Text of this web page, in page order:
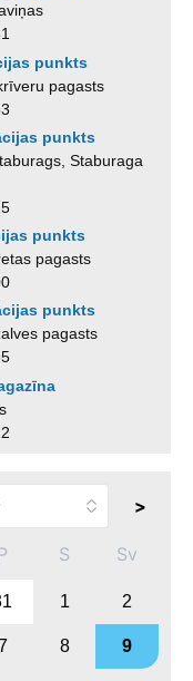
punkts
pagasts
punkts
Staburaga
punkts
pagasts
punkts
pagasts
>
S Sv
1 2
8 9